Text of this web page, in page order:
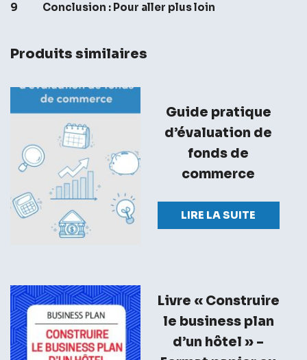
9 Conclusion : Pour aller plus loin
Produits similaires
Guide pratique
d’évaluation de
fonds de
commerce
LIRE LA SUITE
Livre « Construire
le business plan
d’un hôtel » –